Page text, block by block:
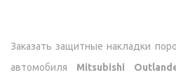
Заказать защитные накладки
автомобиля Mitsubishi